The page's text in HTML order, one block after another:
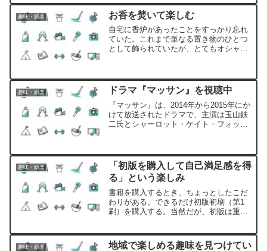
ているような感じのものである。私があ
ることに気づくまでは、その著名人が本
当に喋っていると思っていた。
趣味・娯楽 お香を焚いて楽しむ
自宅に香炉があったことをすっかり忘れ
ていた。これまで単なる置き物のひとつ
として飾られていたが、とてもオシャレ
回焚いたお香の灰を捨てて、お香をセッ
トして着火させるという手間がかかる。
趣味・娯楽 ドラマ『マッサン』を視聴中
『マッサン』は、2014年から2015年にか
けて放送されたドラマで、主演は玉山鉄
二氏とシャーロット・ケイト・フォック
鶴政孝氏とその妻であるリタ氏が、いわ
ゆるジャパニーズウィスキーをつくるた
めの物語である。
趣味・娯楽
「初版を購入して自己満足感を得
る」という楽しみ
書籍を購入するとき、ちょっとしたこだ
わりがある。できるだけ初版初刷（第1
刷）を購入する。当然だが、初版は重版
足感を楽しむためだけに…。
趣味・娯楽
地域で楽しめる趣味を見つけてい